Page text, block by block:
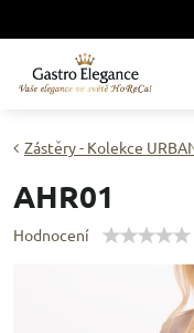
Zástěry - Kolekce
AHR01
Hodnocení